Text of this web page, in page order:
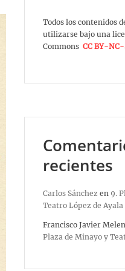
Todos los contenidos
utilizarse bajo una
Commons CC BY-
recientes
Carlos Sánchez en 9.
Teatro López de Ayala
Francisco Javier
Plaza de Minayo y